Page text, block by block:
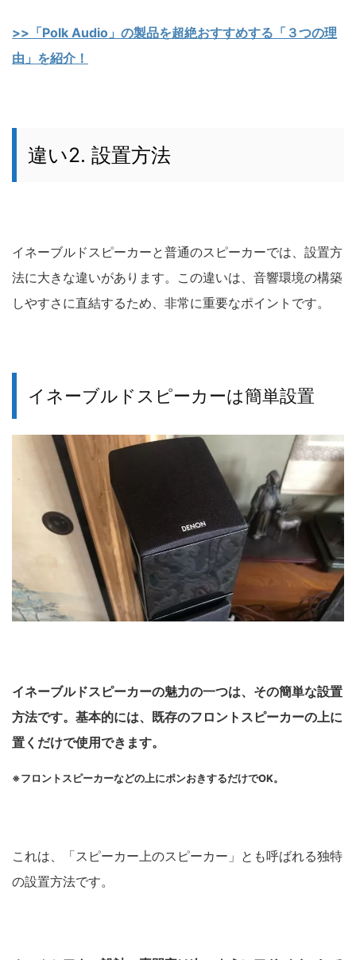
>>「Polk Audio」の製品を超絶おすすめする「３つの理
由」を紹介！
違い2. 設置方法
イネーブルドスピーカーと普通のスピーカーでは、設置方
法に大きな違いがあります。この違いは、音響環境の構築
しやすさに直結するため、非常に重要なポイントです。
イネーブルドスピーカーは簡単設置
イネーブルドスピーカーの魅力の一つは、その簡単な設置
方法です。基本的には、既存のフロントスピーカーの上に
置くだけで使用できます。
※フロントスピーカーなどの上にポンおきするだけでOK。
これは、「スピーカー上のスピーカー」とも呼ばれる独特
の設置方法です。